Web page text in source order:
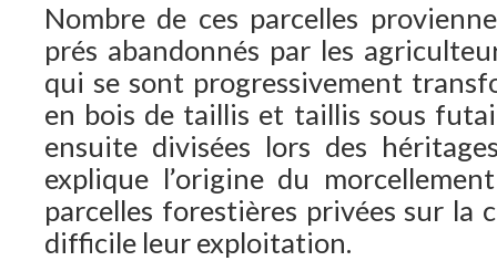
Nombre de ces parcelles
prés abandonnés par les
qui se sont progressivement
en bois de taillis et taillis sous
ensuite divisées lors des
explique l’origine du
parcelles forestières privées sur la
difficile leur exploitation.